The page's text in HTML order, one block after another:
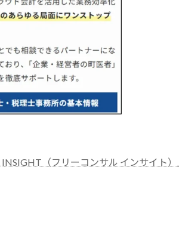
INSIGHT（フリーコンサル インサイト）